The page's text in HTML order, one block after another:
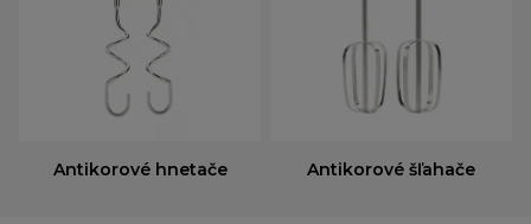
Antikorové hnetače Antikorové šľahače